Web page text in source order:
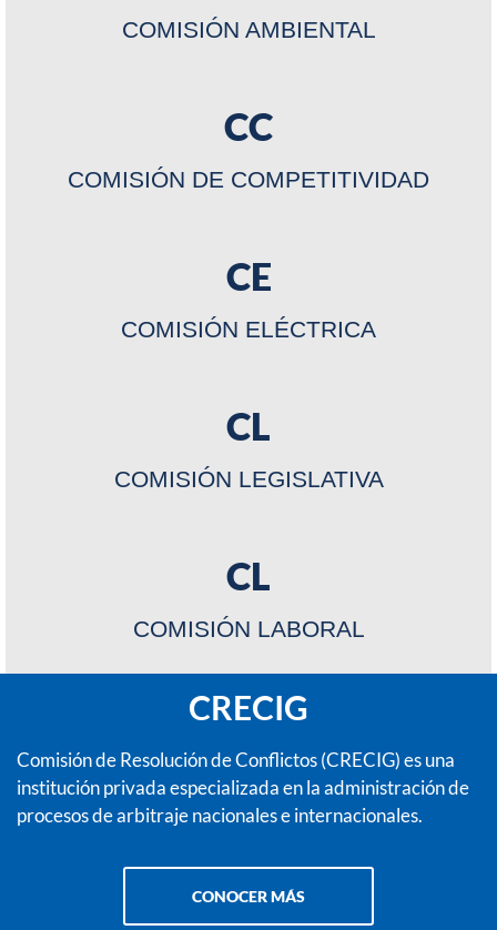
COMISIÓN AMBIENTAL
CC
COMISIÓN DE COMPETITIVIDAD
CE
COMISIÓN ELÉCTRICA
CL
COMISIÓN LEGISLATIVA
CL
COMISIÓN LABORAL
CRECIG
Comisión de Resolución de Conflictos (CRECIG) es una
institución privada especializada en la administración de
procesos de arbitraje nacionales e internacionales.
CONOCER MÁS